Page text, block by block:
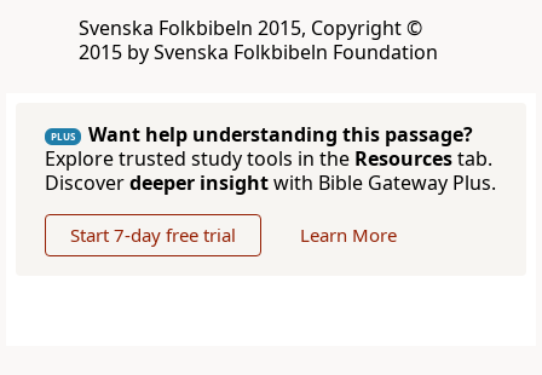
Svenska Folkbibeln 2015, Copyright ©
2015 by Svenska Folkbibeln Foundation
PLUS
Want help understanding this passage?
Explore trusted study tools in the Resourcestab.
Discoverdeeper insightwith Bible Gateway Plus.
Start 7-day free trial Learn More